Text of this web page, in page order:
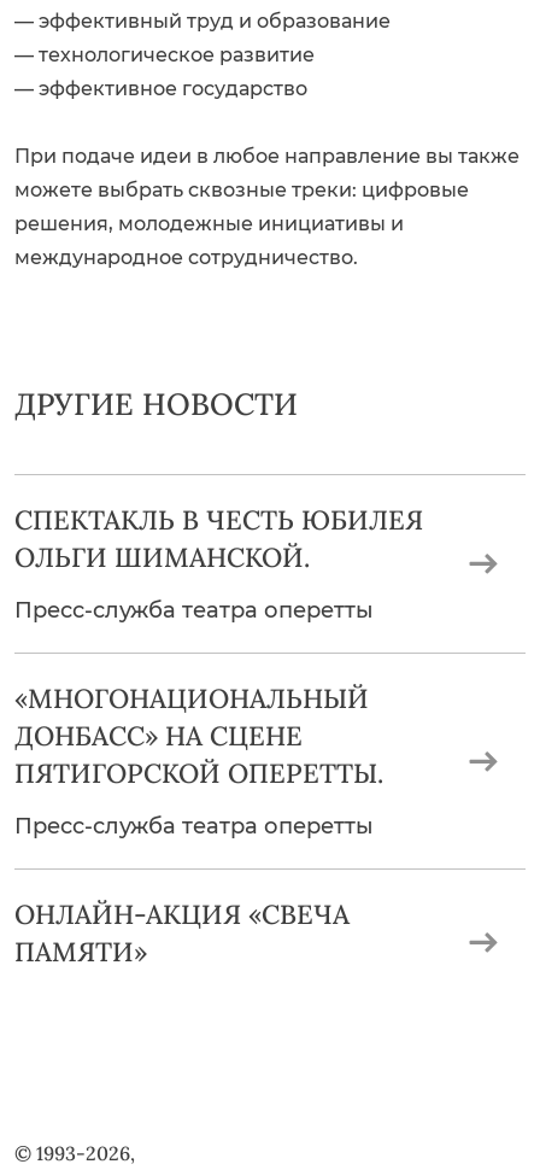
— эффективный труд и образование
— технологическое развитие
— эффективное государство
При подаче идеи в любое направление вы также
можете выбрать сквозные треки: цифровые
решения, молодежные инициативы и
международное сотрудничество.
ДРУГИЕ НОВОСТИ
СПЕКТАКЛЬ В ЧЕСТЬ ЮБИЛЕЯ
ОЛЬГИ ШИМАНСКОЙ.
Пресс-служба театра оперетты
«МНОГОНАЦИОНАЛЬНЫЙ
ДОНБАСС» НА СЦЕНЕ
ПЯТИГОРСКОЙ ОПЕРЕТТЫ.
Пресс-служба театра оперетты
ОНЛАЙН-АКЦИЯ «СВЕЧА
ПАМЯТИ»
© 1993-2026,